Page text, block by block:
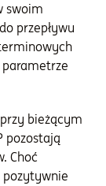
swoim
przepływu
parametrze
bieżącym
pozostają
Choć
pozytywnie